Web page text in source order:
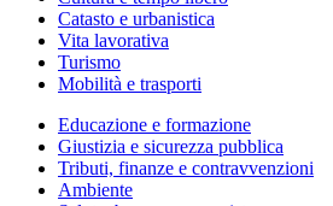
Catasto e urbanistica
Vita lavorativa
Turismo
Mobilità e trasporti
Educazione e formazione
Giustizia e sicurezza pubblica
Tributi, finanze e contravvenzioni
Ambiente